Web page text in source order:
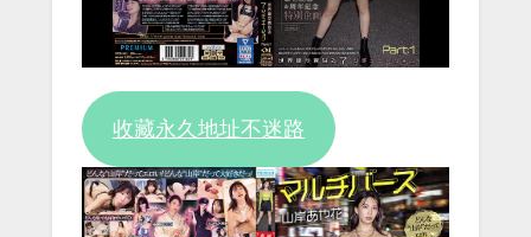
window.
收藏永久地址不迷路